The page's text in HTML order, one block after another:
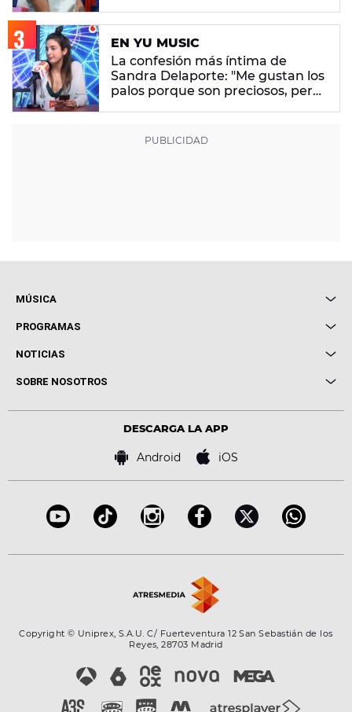
EN YU MUSIC
La confesión más íntima de
Sandra Delaporte: "Me gustan los
palos porque son preciosos, pero
MÚSICA
Local de Ensayo Europa FM
Conciertos
PROGRAMAS
Cuerpos especiales
Locutores Europa FM
NOTICIAS
Cine y Televisión
Virales
SOBRE NOSOTROS
Bases de concursos
DESCARGA LA APP
Android iOS
Copyright © Uniprex, S.A.U. C/ Fuerteventura 12 San Sebastián de los
Reyes, 28703 Madrid